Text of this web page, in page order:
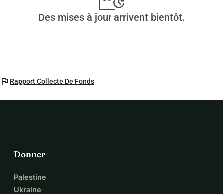
Des mises à jour arrivent bientôt.
flag Rapport Collecte De Fonds
Donner
Palestine
Ukraine